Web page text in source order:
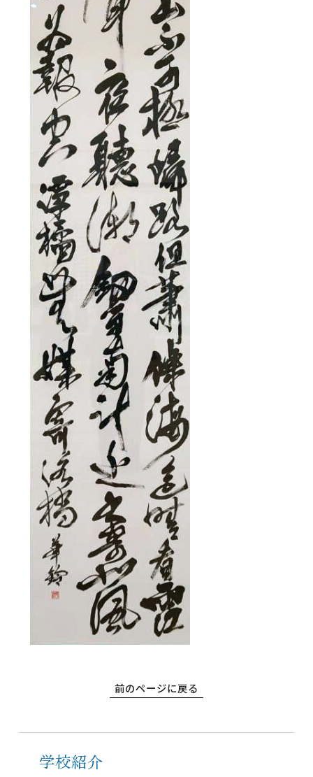
前のページに戻る
学校紹介
高等学校
中学校
幼稚園
学校紹介
受験・入学案内
インフォメーション
〒860-8557 熊本市中央区上林町3-18